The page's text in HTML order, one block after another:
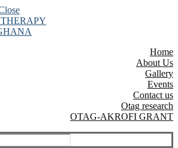
Home
About Us
Gallery
Events
Contact us
Otag research
OTAG-AKROFI GRANT